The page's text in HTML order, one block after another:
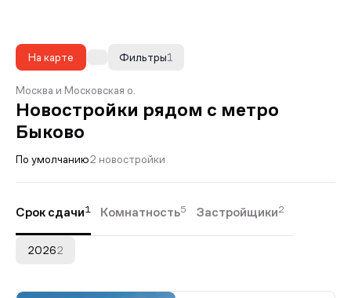
На карте 1
Фильтры
Москва и Московская о.
Новостройки рядом с метро
Быково
По умолчанию2 новостройки
Срок сдачи1 Комнатность5 Застройщики2
20262